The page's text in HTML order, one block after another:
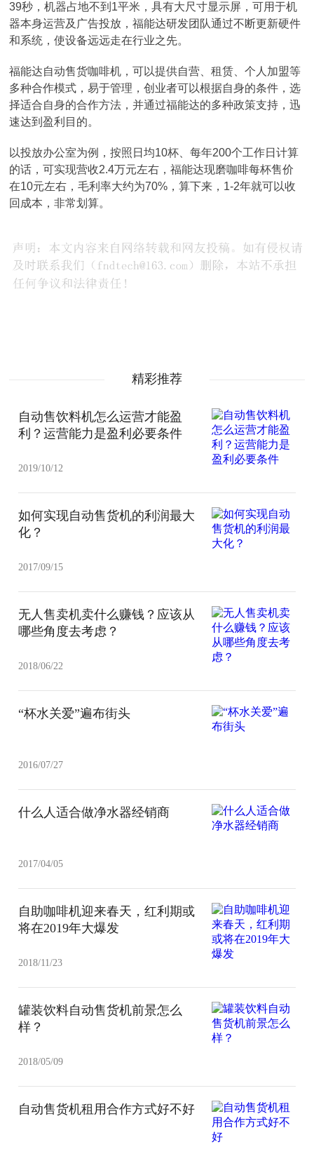
39秒，机器占地不到1平米，具有大尺寸显示屏，可用于机
器本身运营及广告投放，福能达研发团队通过不断更新硬件
和系统，使设备远远走在行业之先。
福能达自动售货咖啡机，可以提供自营、租赁、个人加盟等
多种合作模式，易于管理，创业者可以根据自身的条件，选
择适合自身的合作方法，并通过福能达的多种政策支持，迅
速达到盈利目的。
以投放办公室为例，按照日均10杯、每年200个工作日计算
的话，可实现营收2.4万元左右，福能达现磨咖啡每杯售价
在10元左右，毛利率大约为70%，算下来，1-2年就可以收
回成本，非常划算。
精彩推荐
自动售饮料机怎么运营才能盈
利？运营能力是盈利必要条件
2019/10/12
如何实现自动售货机的利润最大
化？
2017/09/15
无人售卖机卖什么赚钱？应该从
哪些角度去考虑？
2018/06/22
“杯水关爱”遍布街头
2016/07/27
什么人适合做净水器经销商
2017/04/05
自助咖啡机迎来春天，红利期或
将在2019年大爆发
2018/11/23
罐装饮料自动售货机前景怎么
样？
2018/05/09
自动售货机租用合作方式好不好